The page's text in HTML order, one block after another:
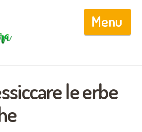
le erbe